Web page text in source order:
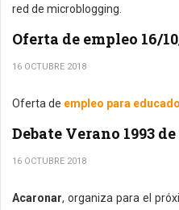
red de microblogging.
Oferta de empleo 16/
16 OCTUBRE 2018
Oferta de empleo para
Debate Verano 1993
16 OCTUBRE 2018
Acaronar, organiza para el